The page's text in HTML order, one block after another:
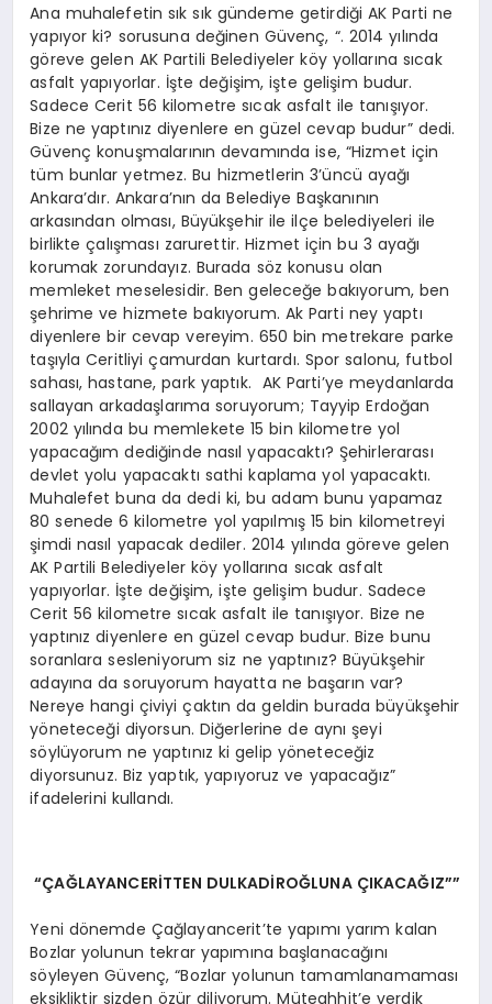
Ana muhalefetin sık sık gündeme getirdiği AK Parti ne
yapıyor ki? sorusuna değinen Güvenç, “. 2014 yılında
göreve gelen AK Partili Belediyeler köy yollarına sıcak
asfalt yapıyorlar. İşte değişim, işte gelişim budur.
Sadece Cerit 56 kilometre sıcak asfalt ile tanışıyor.
Bize ne yaptınız diyenlere en güzel cevap budur” dedi.
Güvenç konuşmalarının devamında ise, “Hizmet için
tüm bunlar yetmez. Bu hizmetlerin 3’üncü ayağı
Ankara’dır. Ankara’nın da Belediye Başkanının
arkasından olması, Büyükşehir ile ilçe belediyeleri ile
birlikte çalışması zarurettir. Hizmet için bu 3 ayağı
korumak zorundayız. Burada söz konusu olan
memleket meselesidir. Ben geleceğe bakıyorum, ben
şehrime ve hizmete bakıyorum. Ak Parti ney yaptı
diyenlere bir cevap vereyim. 650 bin metrekare parke
taşıyla Ceritliyi çamurdan kurtardı. Spor salonu, futbol
sahası, hastane, park yaptık. AK Parti’ye meydanlarda
sallayan arkadaşlarıma soruyorum; Tayyip Erdoğan
2002 yılında bu memlekete 15 bin kilometre yol
yapacağım dediğinde nasıl yapacaktı? Şehirlerarası
devlet yolu yapacaktı sathi kaplama yol yapacaktı.
Muhalefet buna da dedi ki, bu adam bunu yapamaz
80 senede 6 kilometre yol yapılmış 15 bin kilometreyi
şimdi nasıl yapacak dediler. 2014 yılında göreve gelen
AK Partili Belediyeler köy yollarına sıcak asfalt
yapıyorlar. İşte değişim, işte gelişim budur. Sadece
Cerit 56 kilometre sıcak asfalt ile tanışıyor. Bize ne
yaptınız diyenlere en güzel cevap budur. Bize bunu
soranlara sesleniyorum siz ne yaptınız? Büyükşehir
adayına da soruyorum hayatta ne başarın var?
Nereye hangi çiviyi çaktın da geldin burada büyükşehir
yöneteceği diyorsun. Diğerlerine de aynı şeyi
söylüyorum ne yaptınız ki gelip yöneteceğiz
diyorsunuz. Biz yaptık, yapıyoruz ve yapacağız”
ifadelerini kullandı.
“ÇAĞLAYANCERİTTEN DULKADİROĞLUNA ÇIKACAĞIZ””
Yeni dönemde Çağlayancerit’te yapımı yarım kalan
Bozlar yolunun tekrar yapımına başlanacağını
söyleyen Güvenç, “Bozlar yolunun tamamlanamaması
eksikliktir sizden özür diliyorum. Müteahhit’e verdik